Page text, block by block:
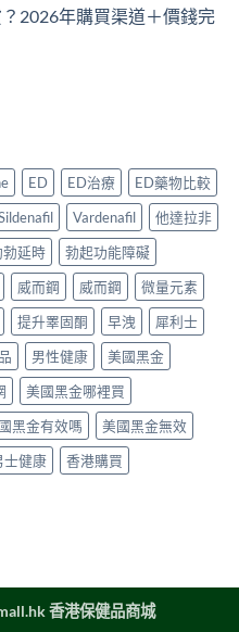
2026年購買渠道＋價錢完
ED ED治療
ED藥物比較
Vardenafil
他達拉非
勃延時
勃起功能障礙
威而鋼 威而鋼
微量元素
提升睪固酮 早洩
犀利士
男性健康
美國黑金
美國黑金哪裡買
黑金有效嗎
美國黑金無效
士健康 香港購買
香港保健品商城